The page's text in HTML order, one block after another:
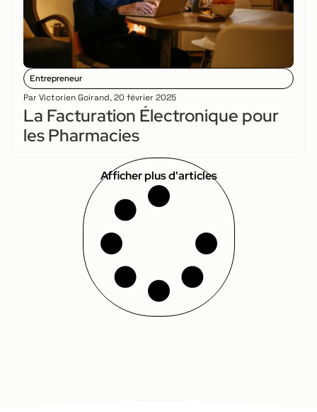
Entrepreneur
Par Victorien Goirand,20 février 2025
La Facturation Électronique pour
les Pharmacies
Afficher plus d'articles